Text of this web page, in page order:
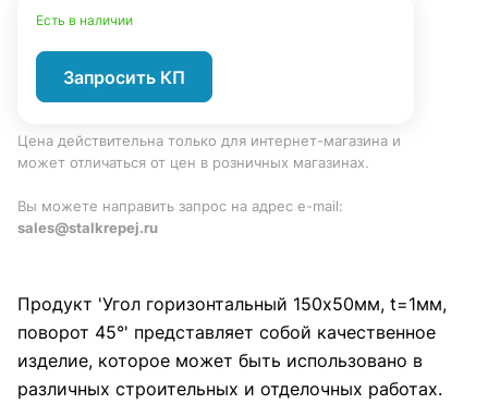
Есть в наличии
Запросить КП
Цена действительна только для интернет-магазина и
может отличаться от цен в розничных магазинах.
Вы можете направить запрос на адрес e-mail:
sales@stalkrepej.ru
Продукт 'Угол горизонтальный 150x50мм, t=1мм,
поворот 45°' представляет собой качественное
изделие, которое может быть использовано в
различных строительных и отделочных работах.